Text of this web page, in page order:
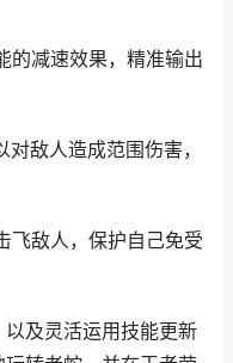
的减速效果，精准输出
敌人造成范围伤害，
飞敌人，保护自己免受
及灵活运用技能更新